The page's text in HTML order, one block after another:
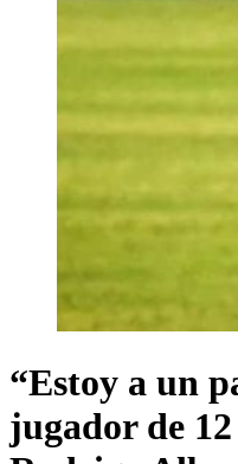
“Estoy a un
jugador de